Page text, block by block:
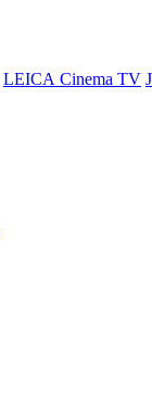
LEICA Cinema TV